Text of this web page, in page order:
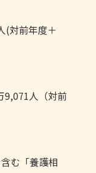
(対前年度＋
9,071人（対前
む「養護相